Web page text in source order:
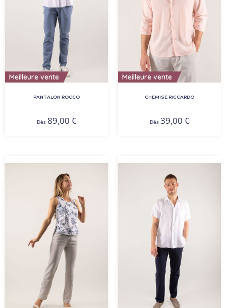
Meilleure vente
PANTALON ROCCO
Dès 89,00 €
Meilleure vente
CHEMISE RICCARDO
Dès 39,00 €